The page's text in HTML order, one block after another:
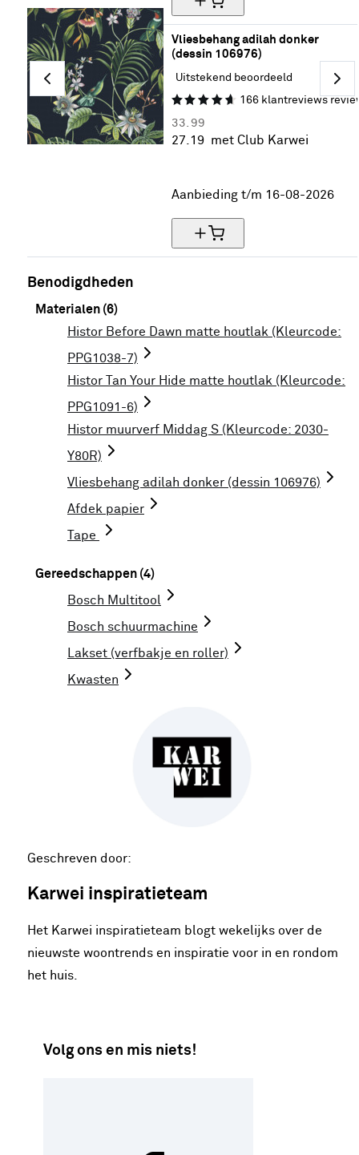
Vliesbehang adilah donker
(dessin 106976)
Uitstekend beoordeeld
166 klantreviews
33. 99
27. 19 met Club Karwei
Aanbieding t/m 16-08-2026
Benodigdheden
Materialen (6)
Histor Before Dawn matte houtlak (Kleurcode:
PPG1038-7)
Histor Tan Your Hide matte houtlak (Kleurcode:
PPG1091-6)
Histor muurverf Middag S (Kleurcode: 2030-
Y80R)
Vliesbehang adilah donker (dessin 106976)
Afdek papier
Tape
Gereedschappen (4)
Bosch Multitool
Bosch schuurmachine
Lakset (verfbakje en roller)
Kwasten
Geschreven door:
Karwei inspiratieteam
Het Karwei inspiratieteam blogt wekelijks over de
nieuwste woontrends en inspiratie voor in en rondom
het huis.
Volg ons en mis niets!